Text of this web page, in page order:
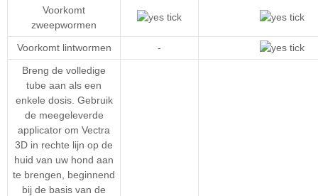
Voorkomt
zweepwormen
Voorkomt lintwormen
-
Breng de volledige
tube aan als een
enkele dosis. Gebruik
de meegeleverde
applicator om Vectra
3D in rechte lijn op de
huid van uw hond aan
te brengen, beginnend
bij de basis van de